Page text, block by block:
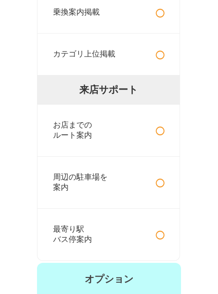
乗換案内掲載 ○
カテゴリ上位掲載 ○
来店サポート
お店までの
ルート案内
○
周辺の駐車場を
案内
○
最寄り駅
バス停案内
○
オプション